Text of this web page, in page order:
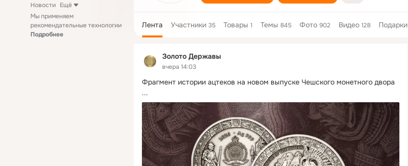
Новости Ещё
Мы применяем
рекомендательные технологии
Подробнее
Лента Участники 35 Товары 1 Темы 845 Фото 902 Видео 128 Подарки
Золото Державы
вчера 14:03
Фрагмент истории ацтеков на новом выпуске Чешского монетного двора
...